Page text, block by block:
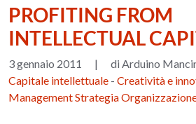
PROFITING FROM
INTELLECTUAL
3 gennaio 2011 |
di Arduino
Capitale intellettuale -Creatività e
Management Strategia